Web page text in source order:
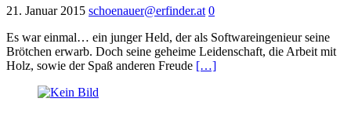
21. Januar 2015 schoenauer@erfinder.at 0
Es war einmal… ein junger Held, der als Softwareingenieur seine
Brötchen erwarb. Doch seine geheime Leidenschaft, die Arbeit mit
Holz, sowie der Spaß anderen Freude […]